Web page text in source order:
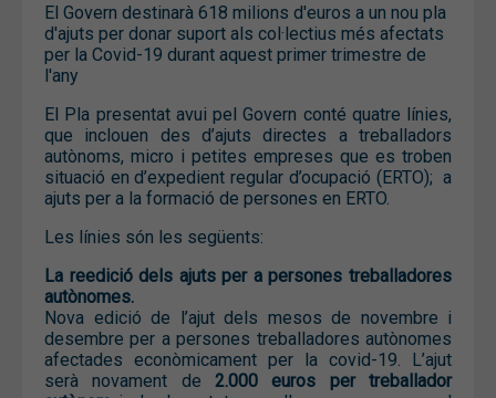
El Govern destinarà 618 milions d'euros a un nou pla
d'ajuts per donar suport als col·lectius més afectats
per la Covid-19 durant aquest primer trimestre de
l'any
El Pla presentat avui pel Govern conté quatre línies,
que inclouen des d’ajuts directes a treballadors
autònoms, micro i petites empreses que es troben
situació en d’expedient regular d’ocupació (ERTO); a
ajuts per a la formació de persones en ERTO.
Les línies són les següents:
La reedició dels ajuts per a persones treballadores
autònomes.
Nova edició de l’ajut dels mesos de novembre i
desembre per a persones treballadores autònomes
afectades econòmicament per la covid-19. L’ajut
serà novament de 2.000 euros per treballador